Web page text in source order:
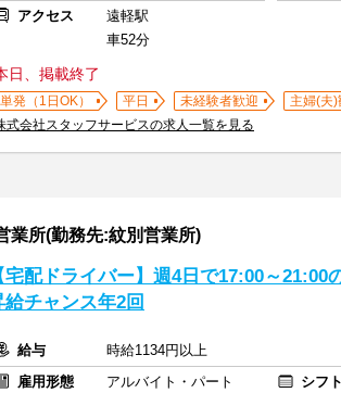
アクセス
遠軽駅
車52分
日、掲載終了
単発（1日OK） 平日 未経験者歓迎 主婦(夫)
式会社スタッフサービスの求人一覧を見る
業所(勤務先:紋別営業所)
宅配ドライバー】週4日で17:00～
給チャンス年2回
給与
時給1134円以上
雇用形態
アルバイト・パート シフト